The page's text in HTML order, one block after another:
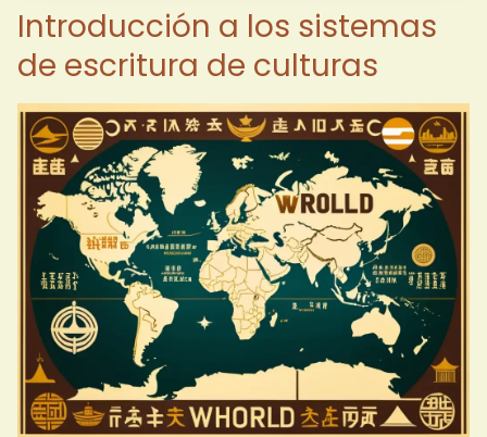
Introducción a los sistemas
de escritura de culturas